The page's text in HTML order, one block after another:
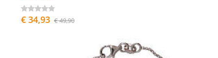
€ 34,93 € 49,90